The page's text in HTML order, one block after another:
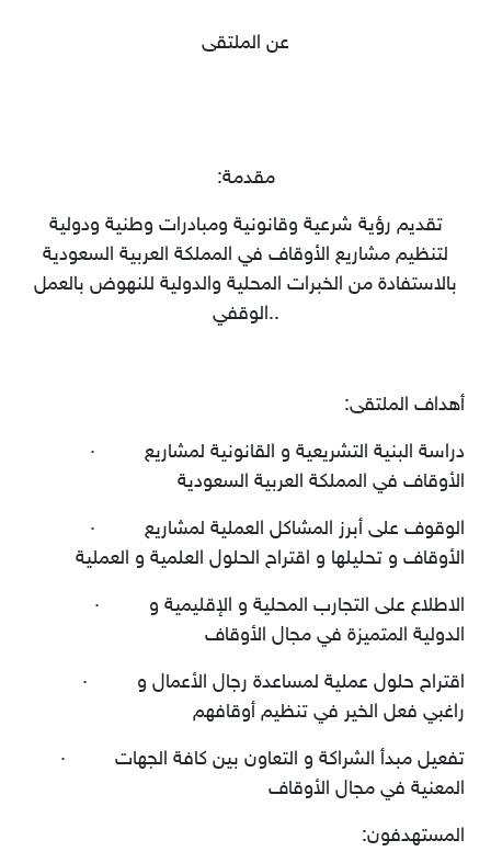
عن الملتقى
مقدمة:
تقديم رؤية شرعية وقانونية ومبادرات وطنية ودولية
لتنظيم مشاريع الأوقاف في المملكة العربية السعودية
بالاستفادة من الخبرات المحلية والدولية للنهوض بالعمل
الوقفي..
:أهداف الملتقى
· دراسة البنية التشريعية و القانونية لمشاريع
الأوقاف في المملكة العربية السعودية
· الوقوف على أبرز المشاكل العملية لمشاريع
الأوقاف و تحليلها و اقتراح الحلول العلمية و العملية
· الاطلاع على التجارب المحلية و الإقليمية و
الدولية المتميزة في مجال الأوقاف
· اقتراح حلول عملية لمساعدة رجال الأعمال و
راغبي فعل الخير في تنظيم أوقافهم
· تفعيل مبدأ الشراكة و التعاون بين كافة الجهات
المعنية في مجال الأوقاف
:المستهدفون